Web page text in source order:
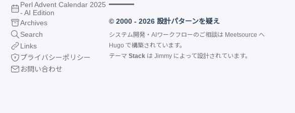
Perl Advent Calendar 2025
- AI Edition
Archives
Search
Links
プライバシーポリシー
お問い合わせ
© 2000 - 2026 設計パターンを疑え
システム開発・AIワークフローのご相談は Meetsource へ
Hugo で構築されています。
テーマ Stackは Jimmyによって設計されています。